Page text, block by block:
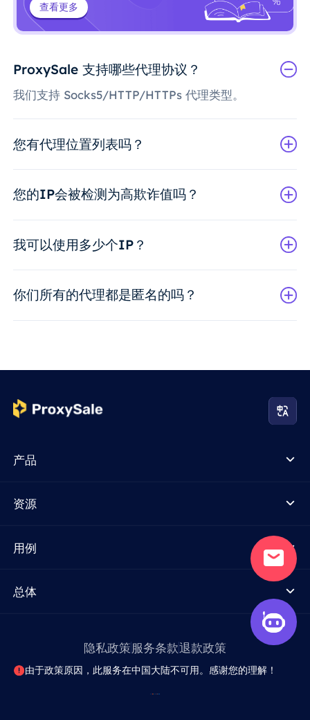
查看更多
ProxySale 支持哪些代理协议？
我们支持 Socks5/HTTP/HTTPs 代理类型。
您有代理位置列表吗？
您的IP会被检测为高欺诈值吗？
我可以使用多少个IP？
你们所有的代理都是匿名的吗？
产品
资源
用例
总体
隐私政策服务条款退款政策
由于政策原因，此服务在中国大陆不可用。感谢您的理解！